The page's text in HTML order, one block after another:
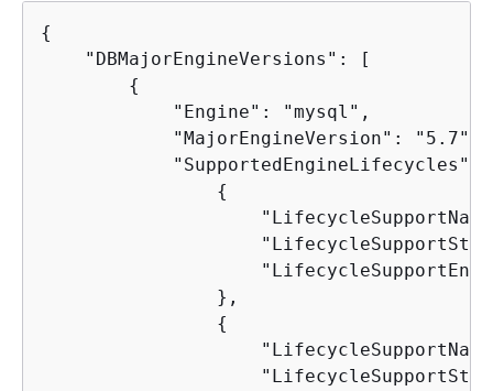
{
    "DBMajorEngineVersions": [
{
            "Engine": "mysql",
            "MajorEngineVersion": "5.7",
"SupportedEngineLifecycles":
{
                },
{